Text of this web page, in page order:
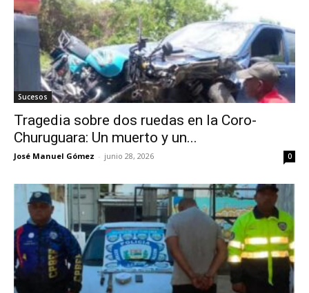
Sucesos
Tragedia sobre dos ruedas en la Coro-
Churuguara: Un muerto y un...
José Manuel Gómez - junio 28, 2026 0